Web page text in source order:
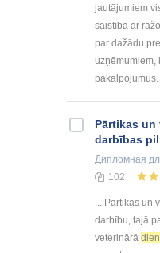
jautājumiem
saistībā ar
par dažādu
uzņēmumiem,
pakalpojumus.
Pārtikas un
darbības
Дипломная
102
... Pārtikas un
darbību, tajā
veterinārā